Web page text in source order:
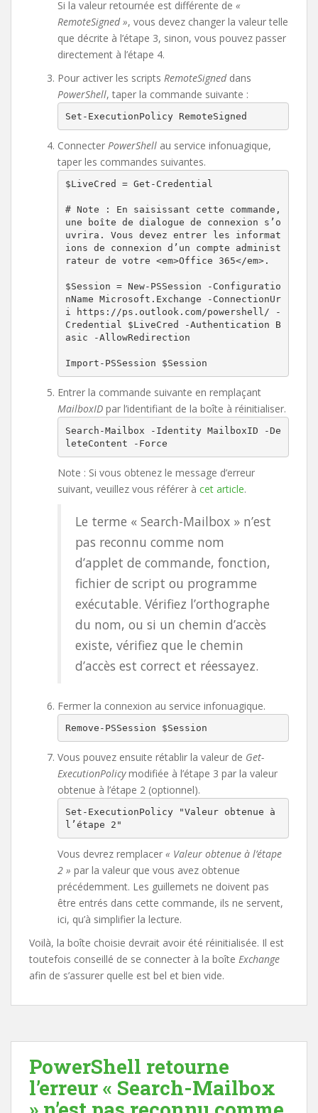
Si la valeur retournée est différente de «
RemoteSigned », vous devez changer la valeur telle
que décrite à l’étape 3, sinon, vous pouvez passer
directement à l’étape 4.
Pour activer les scripts RemoteSigneddans
PowerShell, taper la commande suivante :
Set-ExecutionPolicy RemoteSigned
Connecter PowerShell au service infonuagique,
taper les commandes suivantes.
$LiveCred = Get-Credential
# Note : En saisissant cette commande,
une boîte de dialogue de connexion s’o
uvrira. Vous devez entrer les informat
ions de connexion d’un compte administ
rateur de votre <em>Office 365</em>.
$Session = New-PSSession -Configuratio
nName Microsoft.Exchange -ConnectionUr
i https://ps.outlook.com/powershell/ -
Credential $LiveCred -Authentication B
asic -AllowRedirection
Import-PSSession $Session
Entrer la commande suivante en remplaçant
MailboxID par l’identifiant de la boîte à réinitialiser.
Search-Mailbox -Identity MailboxID -De
leteContent -Force
Note : Si vous obtenez le message d’erreur
suivant, veuillez vous référer à cet article.
Le terme « Search-Mailbox » n’est
pas reconnu comme nom
d’applet de commande, fonction,
fichier de script ou programme
exécutable. Vérifiez l’orthographe
du nom, ou si un chemin d’accès
existe, vérifiez que le chemin
d’accès est correct et réessayez.
Fermer la connexion au service infonuagique.
Remove-PSSession $Session
Vous pouvez ensuite rétablir la valeur de Get-
ExecutionPolicymodifiée à l’étape 3 par la valeur
obtenue à l’étape 2 (optionnel).
Set-ExecutionPolicy "Valeur obtenue à
l’étape 2"
Vous devrez remplacer « Valeur obtenue à l’étape
2 » par la valeur que vous avez obtenue
précédemment. Les guillemets ne doivent pas
être entrés dans cette commande, ils ne servent,
ici, qu’à simplifier la lecture.
Voilà, la boîte choisie devrait avoir été réinitialisée. Il est
toutefois conseillé de se connecter à la boîte Exchange
afin de s’assurer quelle est bel et bien vide.
PowerShell retourne
l’erreur « Search-Mailbox